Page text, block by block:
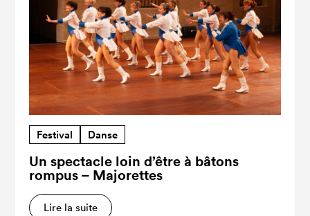
Festival Danse
Un spectacle loin d’être à bâtons
rompus – Majorettes
Lire la suite